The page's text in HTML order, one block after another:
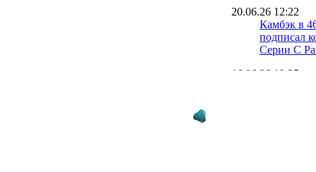
20.06.26 12:22
Камбэк в
подписал
Серии C
16.06.26 19:25